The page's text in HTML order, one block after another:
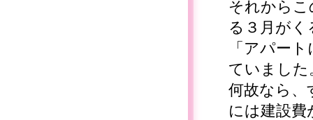
それから
る３月が
「アパー
ていました
何故なら、
には建設